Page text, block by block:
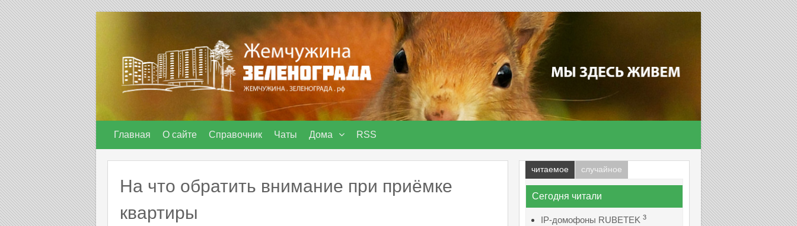
Главная О сайте Справочник Чаты Дома RSS
На что обратить внимание при приёмке
квартиры
читаемое случайное
Сегодня читали
IP-домофоны RUBETEK 3